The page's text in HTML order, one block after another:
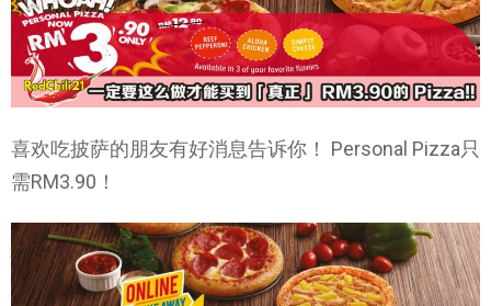
喜欢吃披萨的朋友有好消息告诉你！ Personal Pizza只
需RM3.90！